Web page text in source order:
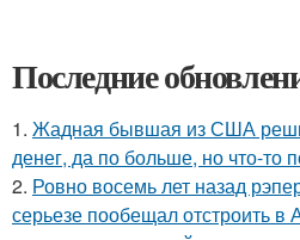
Последние
1. Жадная бывшая из США
денег, да по больше, но что-то
2. Ровно восемь лет назад
серьезе пообещал отстроить в